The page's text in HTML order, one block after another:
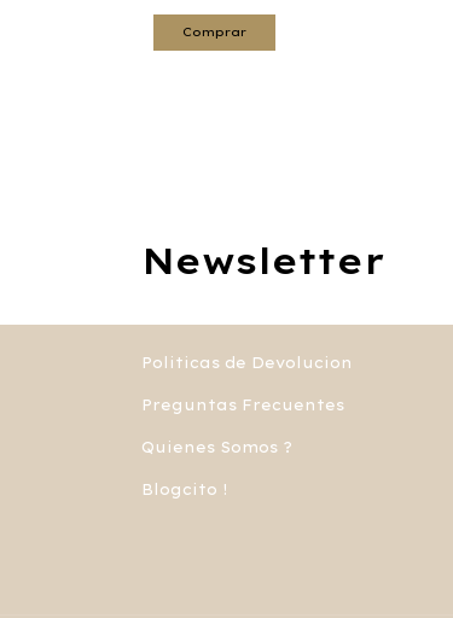
Comprar
Newsletter
Politicas de Devolucion
Preguntas Frecuentes
Quienes Somos ?
Blogcito !